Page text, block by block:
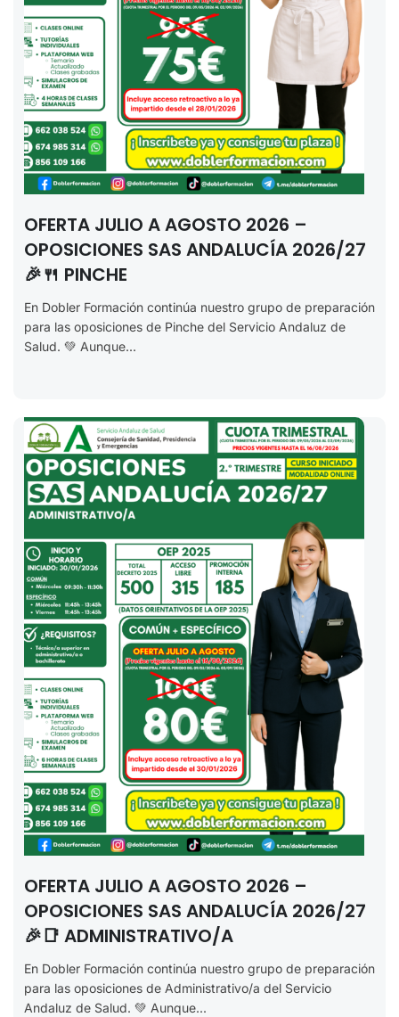
OFERTA JULIO A AGOSTO 2026 –
OPOSICIONES SAS ANDALUCÍA 2026/27
🎉🍴 PINCHE
En Dobler Formación continúa nuestro grupo de preparación
para las oposiciones de Pinche del Servicio Andaluz de
Salud. 💚 Aunque...
OFERTA JULIO A AGOSTO 2026 –
OPOSICIONES SAS ANDALUCÍA 2026/27
🎉📑 ADMINISTRATIVO/A
En Dobler Formación continúa nuestro grupo de preparación
para las oposiciones de Administrativo/a del Servicio
Andaluz de Salud. 💚 Aunque...